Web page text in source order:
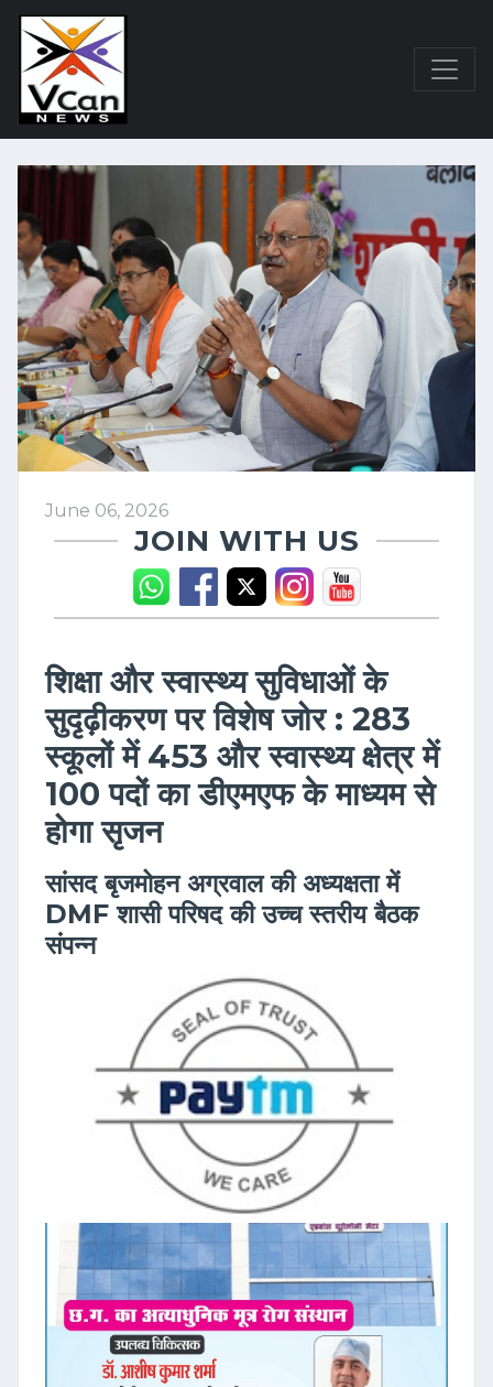
June 06, 2026
JOIN WITH US
शिक्षा और स्वास्थ्य सुविधाओं के
सुदृढ़ीकरण पर विशेष जोर : 283
स्कूलों में 453 और स्वास्थ्य क्षेत्र में
100 पदों का डीएमएफ के माध्यम से
होगा सृजन
सांसद बृजमोहन अग्रवाल की अध्यक्षता में
DMF शासी परिषद की उच्च स्तरीय बैठक
संपन्न